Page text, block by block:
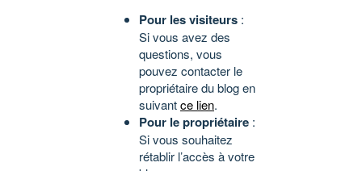
Pour les visiteurs :
Si vous avez des
questions, vous
pouvez contacter le
propriétaire du blog en
suivantce lien.
Pour le propriétaire :
Si vous souhaitez
rétablir l’accès à votre